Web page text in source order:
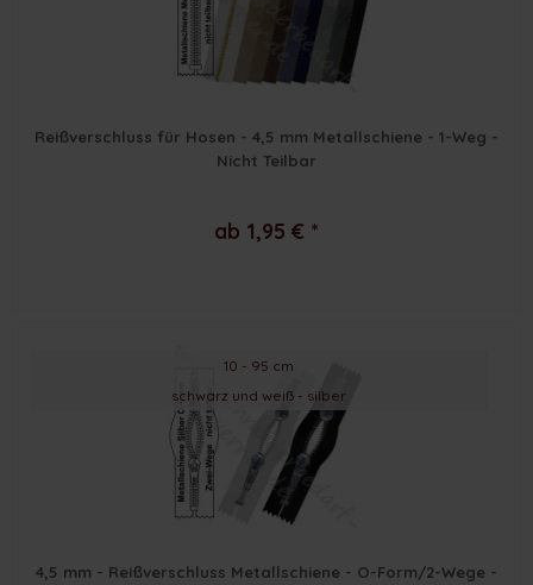
Reißverschluss für Hosen - 4,5 mm Metallschiene - 1-Weg -
Nicht Teilbar
ab 1,95 € *
10 - 95 cm
schwarz und weiß - silber
4,5 mm - Reißverschluss Metallschiene - O-Form/2-Wege -